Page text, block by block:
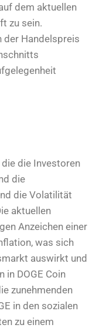
dem aktuellen
zu sein.
der Handelspreis
die Investoren
die
die Volatilität
aktuellen
Anzeichen einer
was sich
auswirkt und
in DOGE Coin
zunehmenden
in den sozialen
zu einem